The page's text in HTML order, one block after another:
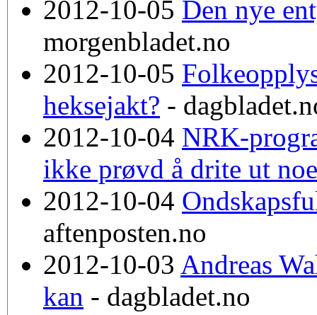
2012-10-05 Den nye
morgenbladet.no
2012-10-05
heksejakt? -
2012-10-04 NRK-
ikke prøvd å drite ut
2012-10-04
aftenposten.no
2012-10-03 Andreas
kan - dagbladet.no